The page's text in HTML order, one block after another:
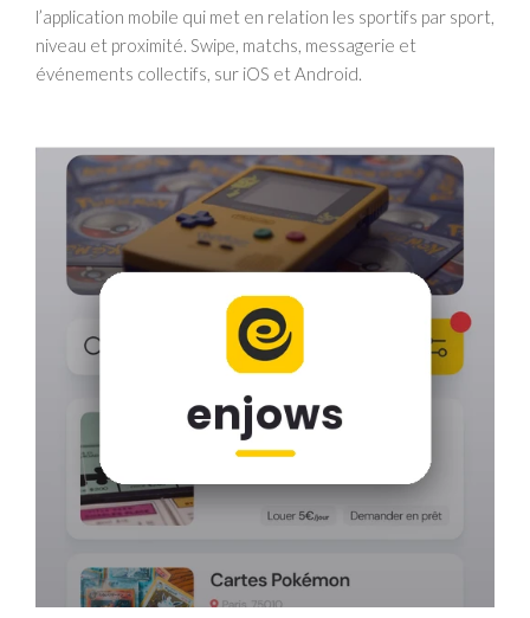
l’application mobile qui met en relation les sportifs par sport,
niveau et proximité. Swipe, matchs, messagerie et
événements collectifs, sur iOS et Android.